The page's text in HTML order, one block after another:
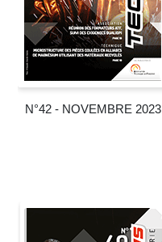
N°42 - NOVEMBRE 2023